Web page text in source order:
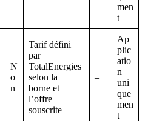
men
t
N
o
n
Tarif défini
par
TotalEnergies
selon la
borne et
l’offre
souscrite
–
Ap
plic
atio
n
uni
que
men
t